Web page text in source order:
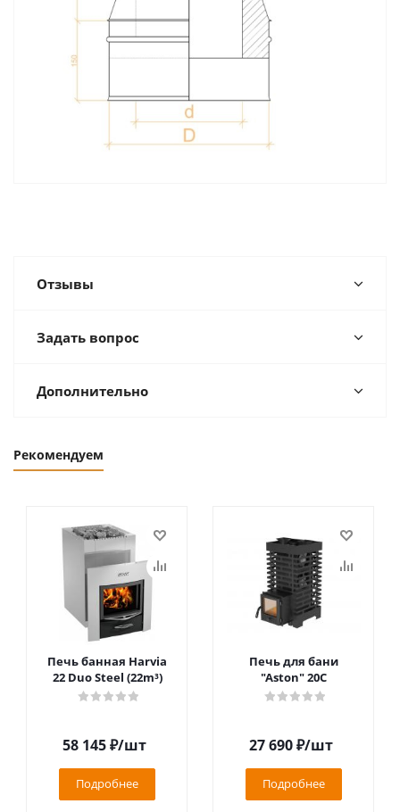
Отзывы
Задать вопрос
Дополнительно
Рекомендуем
Печь банная Harvia
22 Duo Steel (22m³)
58 145₽/шт
Подробнее
Печь для бани
"Aston" 20С
27 690₽/шт
Подробнее